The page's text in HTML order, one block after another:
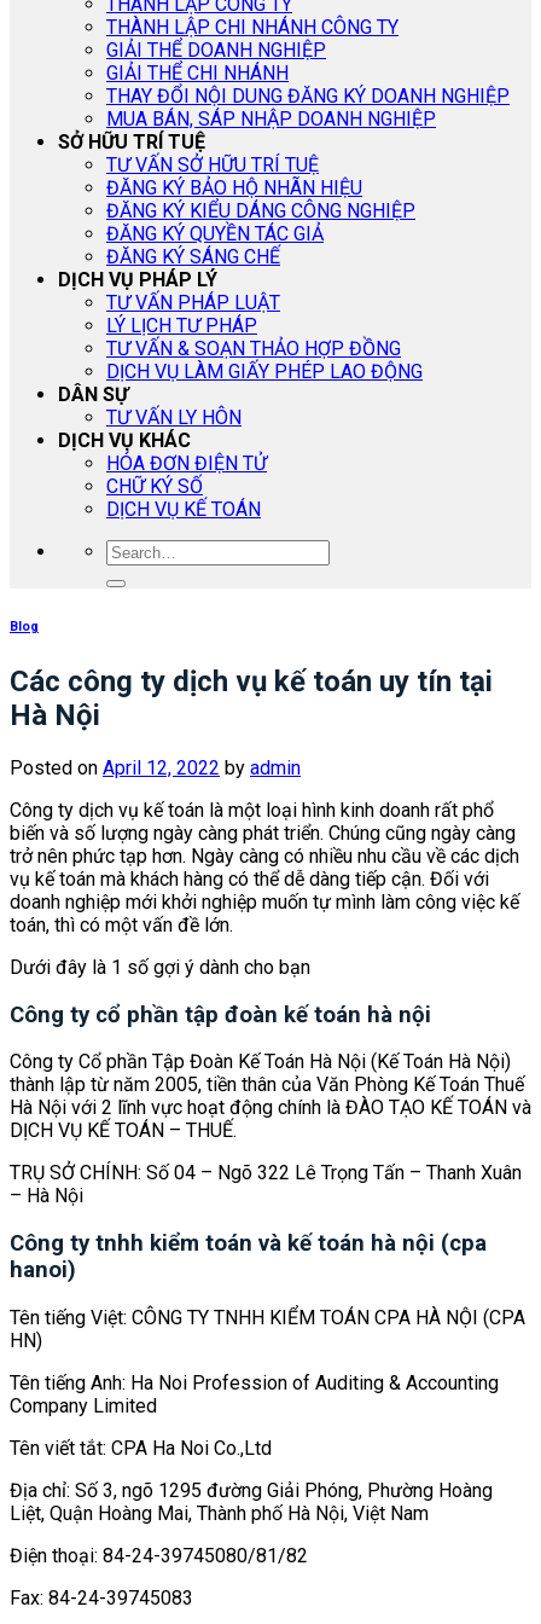
THÀNH LẬP CHI NHÁNH CÔNG TY
GIẢI THỂ DOANH NGHIỆP
GIẢI THỂ CHI NHÁNH
THAY ĐỔI NỘI DUNG ĐĂNG KÝ DOANH NGHIỆP
MUA BÁN, SÁP NHẬP DOANH NGHIỆP
SỞ HỮU TRÍ TUỆ
TƯ VẤN SỞ HỮU TRÍ TUỆ
ĐĂNG KÝ BẢO HỘ NHÃN HIỆU
ĐĂNG KÝ KIỂU DÁNG CÔNG NGHIỆP
ĐĂNG KÝ QUYỀN TÁC GIẢ
ĐĂNG KÝ SÁNG CHẾ
DỊCH VỤ PHÁP LÝ
TƯ VẤN PHÁP LUẬT
LÝ LỊCH TƯ PHÁP
TƯ VẤN & SOẠN THẢO HỢP ĐỒNG
DỊCH VỤ LÀM GIẤY PHÉP LAO ĐỘNG
DÂN SỰ
TƯ VẤN LY HÔN
DỊCH VỤ KHÁC
HÓA ĐƠN ĐIỆN TỬ
CHỮ KÝ SỐ
DỊCH VỤ KẾ TOÁN
Blog
Các công ty dịch vụ kế toán uy tín tại
Hà Nội
Posted on April 12, 2022 by admin
Công ty dịch vụ kế toán là một loại hình kinh doanh rất phổ
biến và số lượng ngày càng phát triển. Chúng cũng ngày càng
trở nên phức tạp hơn. Ngày càng có nhiều nhu cầu về các dịch
vụ kế toán mà khách hàng có thể dễ dàng tiếp cận. Đối với
doanh nghiệp mới khởi nghiệp muốn tự mình làm công việc kế
toán, thì có một vấn đề lớn.
Dưới đây là 1 số gợi ý dành cho bạn
Công ty cổ phần tập đoàn kế toán hà nội
Công ty Cổ phần Tập Đoàn Kế Toán Hà Nội (Kế Toán Hà Nội)
thành lập từ năm 2005, tiền thân của Văn Phòng Kế Toán Thuế
Hà Nội với 2 lĩnh vực hoạt động chính là ĐÀO TẠO KẾ TOÁN và
DỊCH VỤ KẾ TOÁN – THUẾ.
TRỤ SỞ CHÍNH: Số 04 – Ngõ 322 Lê Trọng Tấn – Thanh Xuân
– Hà Nội
Công ty tnhh kiểm toán và kế toán hà nội (cpa
hanoi)
Tên tiếng Việt: CÔNG TY TNHH KIỂM TOÁN CPA HÀ NỘI (CPA
HN)
Tên tiếng Anh: Ha Noi Profession of Auditing & Accounting
Company Limited
Tên viết tắt: CPA Ha Noi Co.,Ltd
Địa chỉ: Số 3, ngõ 1295 đường Giải Phóng, Phường Hoàng
Liệt, Quận Hoàng Mai, Thành phố Hà Nội, Việt Nam
Điện thoại: 84-24-39745080/81/82
Fax: 84-24-39745083